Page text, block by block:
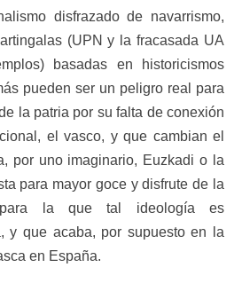
disfrazado de navarrismo,
(UPN y la fracasada UA
basadas en historicismos
pueden ser un peligro real para
la patria por su falta de conexión
el vasco, y que cambian el
por uno imaginario, Euzkadi o la
para mayor goce y disfrute de la
la que tal ideología es
y que acaba, por supuesto en la
en España.